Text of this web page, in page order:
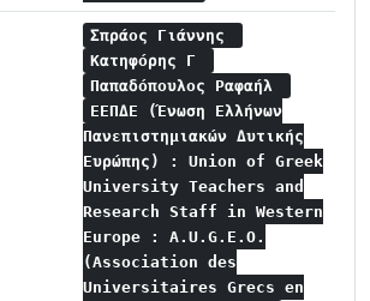
Σπράος Γιάννης
Κατηφόρης Γ
Παπαδόπουλος Ραφαήλ
ΕΕΠΔΕ (Ένωση Ελλήνων
Πανεπιστημιακών Δυτικής
Ευρώπης) : Union of Greek
University Teachers and
Research Staff in Western
Europe : A.U.G.E.O.
(Association des
Universitaires Grecs en